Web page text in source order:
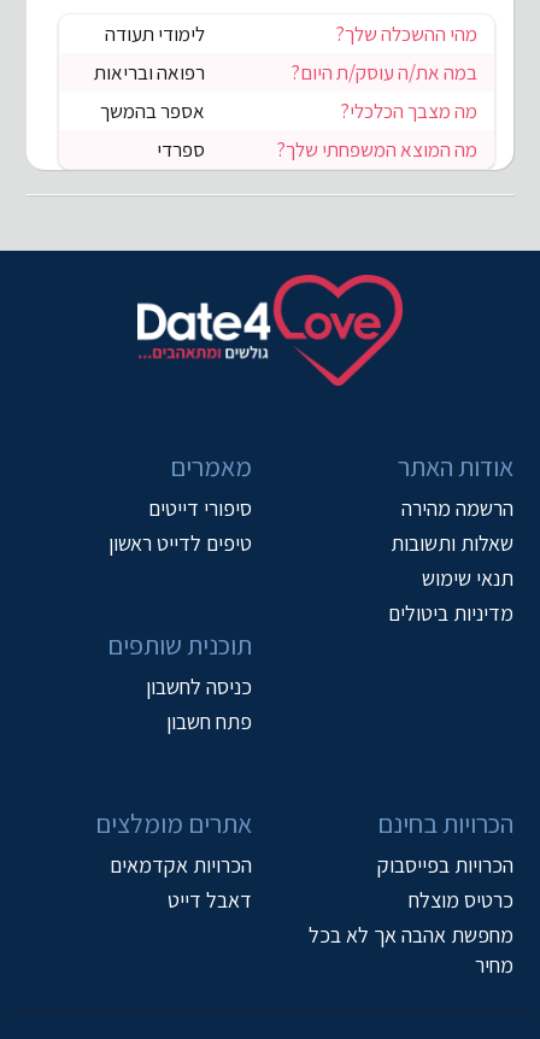
מהי ההשכלה שלך?
לימודי תעודה
במה את/ה עוסק/ת היום?
רפואה ובריאות
מה מצבך הכלכלי?
אספר בהמשך
מה המוצא המשפחתי שלך?
ספרדי
אודות האתר
הרשמה מהירה
שאלות ותשובות
תנאי שימוש
מדיניות ביטולים
מאמרים
סיפורי דייטים
טיפים לדייט ראשון
תוכנית שותפים
כניסה לחשבון
פתח חשבון
הכרויות בחינם
הכרויות בפייסבוק
כרטיס מוצלח
מחפשת אהבה אך לא בכל
מחיר
אתרים מומלצים
הכרויות אקדמאים
דאבל דייט